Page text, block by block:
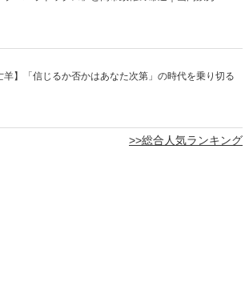
羊】「信じるか否かはあなた次第」の時代を乗り切る
>>総合人気ランキング